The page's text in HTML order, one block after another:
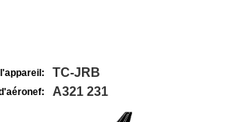
TC-JRB
A321 231